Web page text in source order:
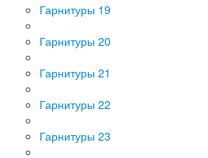
Гарнитуры 19
Гарнитуры 20
Гарнитуры 21
Гарнитуры 22
Гарнитуры 23